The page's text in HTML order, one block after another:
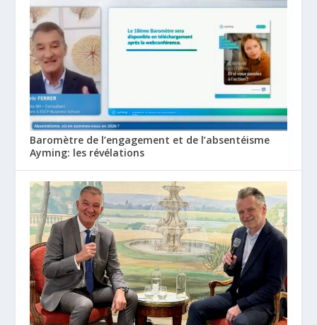
Baromètre de l’engagement et de l’absentéisme
Ayming: les révélations